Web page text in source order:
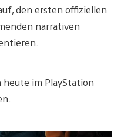
den ersten offiziellen
narrativen
heute im PlayStation